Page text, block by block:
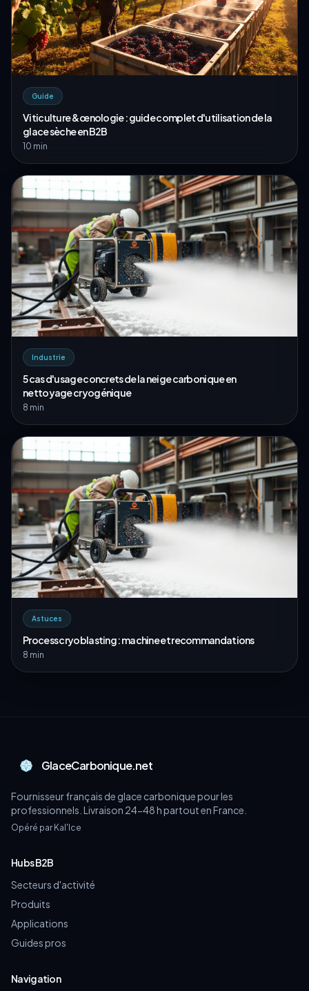
Guide
Viticulture & œnologie : guide complet d'utilisation de la
glace sèche en B2B
10 min
Industrie
5 cas d'usage concrets de la neige carbonique en
nettoyage cryogénique
8 min
Astuces
Process cryoblasting : machine et recommandations
8 min
GlaceCarbonique.net
Fournisseur français de glace carbonique pour les
professionnels. Livraison 24-48 h partout en France.
Opéré par Kal'Ice
Hubs B2B
Secteurs d'activité
Produits
Applications
Guides pros
Navigation